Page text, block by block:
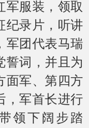
军服装，领取
纪录片，听讲
军团代表马瑞
誓词，并且为
面军、第四方
，军首长进行
领下阔步踏